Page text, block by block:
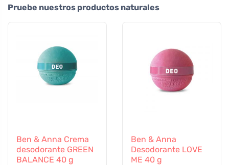
Pruebe nuestros productos naturales
Ben & Anna Crema
desodorante GREEN
BALANCE 40 g
Ben & Anna
Desodorante LOVE
ME 40 g